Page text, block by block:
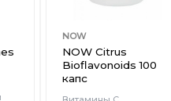
NOW
NOW Citrus
Bioflavonoids 100
капс